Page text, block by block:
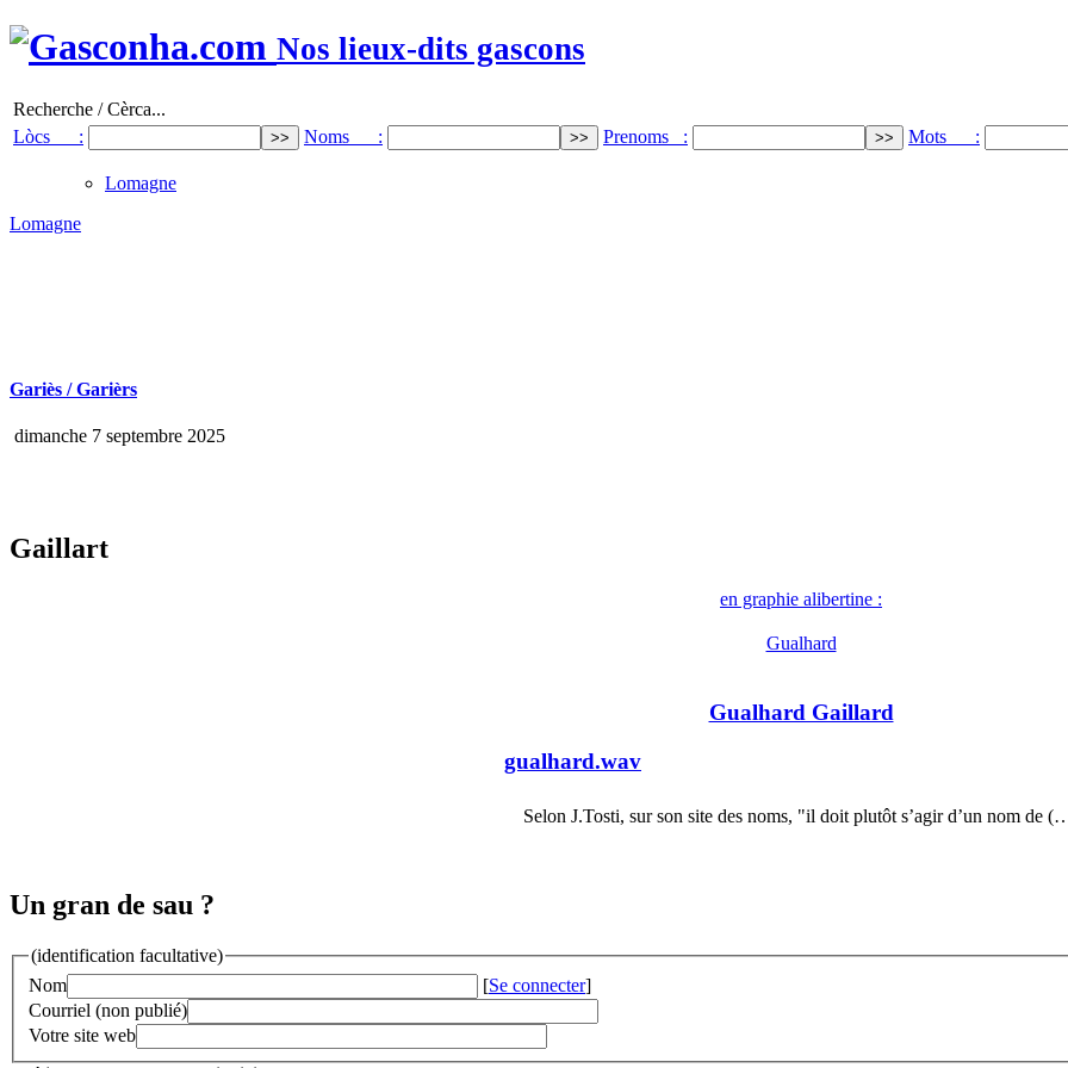
Nos lieux-dits gascons
Recherche / Cèrca...
Lòcs :
Noms : Prenoms : Mots :
Lomagne
Lomagne
Gariès / Garièrs
dimanche 7 septembre 2025
Gaillart
en graphie alibertine :
Gualhard
Gualhard Gaillard
gualhard.wav
Selon J.Tosti, sur son site des noms, "il doit plutôt s’agir d’un nom de
Un gran de sau ?
(identification facultative)
Nom
[Se connecter]
Courriel (non publié)
Votre site web